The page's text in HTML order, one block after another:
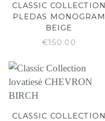
CLASSIC COLLECTION
PLEDAS MONOGRAM
BEIGE
€150.00
CLASSIC COLLECTION